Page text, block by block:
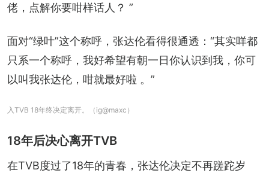
佬，点解你要咁样话人？ ”
面对“绿叶”这个称呼，张达伦看得很通透：“其实咩都
只系一个称呼，我好希望有朝一日你认识到我，你可
以叫我张达伦，咁就最好啦 。”
入TVB 18年终决定离开。（ig@maxc）
18年后决心离开TVB
在TVB度过了18年的青春，张达伦决定不再蹉跎岁